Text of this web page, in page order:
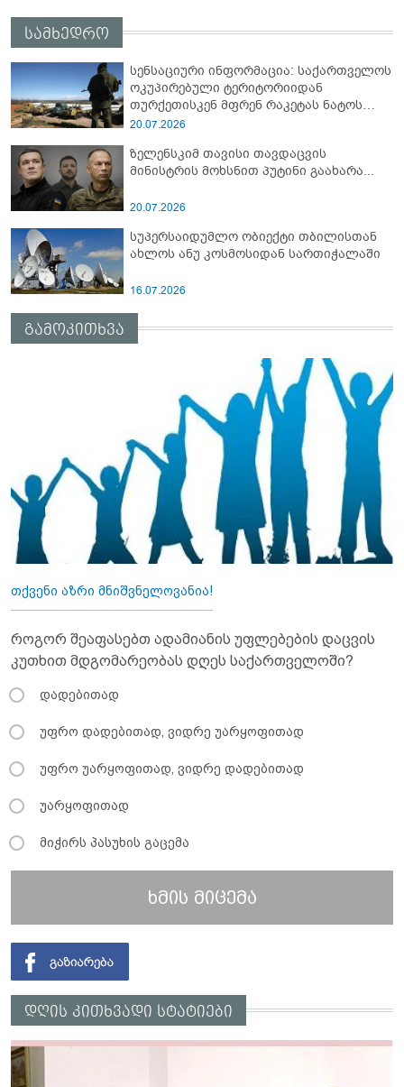
სამხედრო
სენსაციური ინფორმაცია: საქართველოს
ოკუპირებული ტერიტორიიდან
თურქეთისკენ მფრენ რაკეტას ნატოს
სამიტი კინაღამ ჩაუშლია
20.07.2026
ზელენსკიმ თავისი თავდაცვის
მინისტრის მოხსნით პუტინი გაახარა...
20.07.2026
სუპერსაიდუმლო ობიექტი თბილისთან
ახლოს ანუ კოსმოსიდან სართიჭალაში
16.07.2026
გამოკითხვა
თქვენი აზრი მნიშვნელოვანია!
როგორ შეაფასებთ ადამიანის უფლებების დაცვის
კუთხით მდგომარეობას დღეს საქართველოში?
დადებითად
უფრო დადებითად, ვიდრე უარყოფითად
უფრო უარყოფითად, ვიდრე დადებითად
უარყოფითად
მიჭირს პასუხის გაცემა
ხმის მიცემა
დღის კითხვადი სტატიები